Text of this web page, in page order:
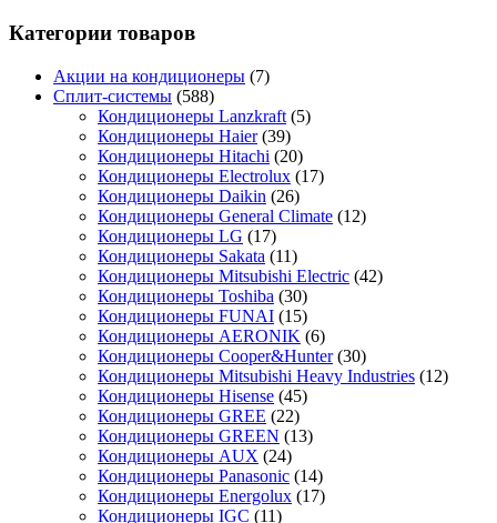
Категории товаров
Акции на кондиционеры (7)
Сплит-системы (588)
Кондиционеры Lanzkraft (5)
Кондиционеры Haier (39)
Кондиционеры Hitachi (20)
Кондиционеры Electrolux (17)
Кондиционеры Daikin (26)
Кондиционеры General Climate (12)
Кондиционеры LG (17)
Кондиционеры Sakata (11)
Кондиционеры Mitsubishi Electric (42)
Кондиционеры Toshiba (30)
Кондиционеры FUNAI (15)
Кондиционеры AERONIK (6)
Кондиционеры Cooper&Hunter (30)
Кондиционеры Mitsubishi Heavy Industries (12)
Кондиционеры Hisense (45)
Кондиционеры GREE (22)
Кондиционеры GREEN (13)
Кондиционеры AUX (24)
Кондиционеры Panasonic (14)
Кондиционеры Energolux (17)
Кондиционеры IGC (11)